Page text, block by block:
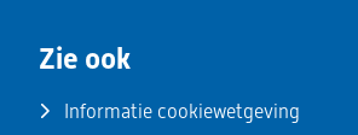
Zie ook
Informatie cookiewetgeving